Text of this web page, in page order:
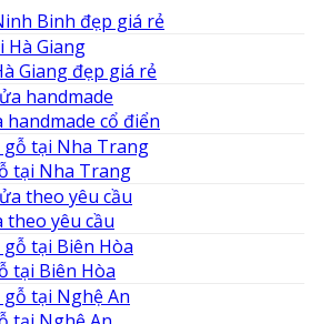
Binh đẹp giá rẻ
Giang đẹp giá rẻ
cổ điển
tại Nha Trang
yêu cầu
tại Biên Hòa